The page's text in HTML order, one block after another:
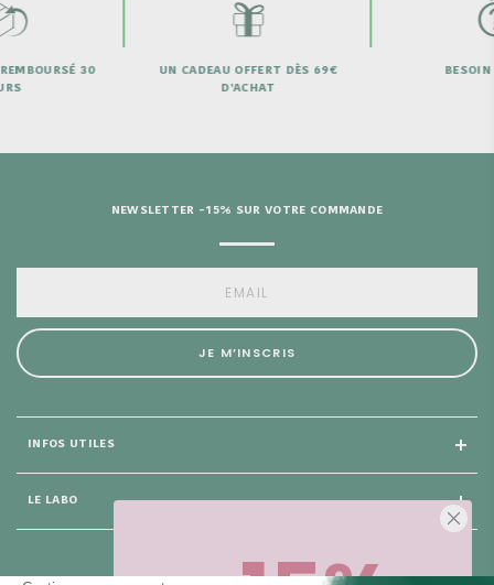
30
UN CADEAU OFFERT DÈS 69€
D'ACHAT
BESOIN
INFOS UTILES
LE LABO
NEWSLETTER -15% SUR VOTRE COMMANDE
JE M’INSCRIS